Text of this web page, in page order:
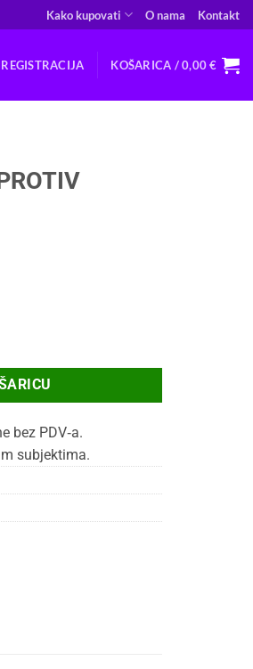
Kako kupovati O nama Kontakt
KOŠARICA /0,00€
bez PDV‑a.
subjektima.